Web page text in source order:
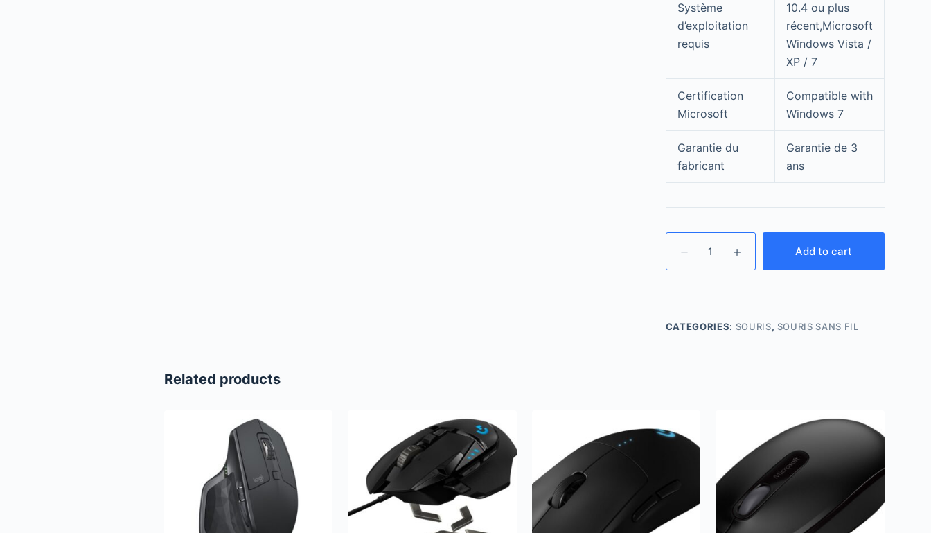
Système
d’exploitation
requis
10.4 ou plus
récent,Microsoft
Windows Vista /
XP / 7
Certification
Microsoft
Compatible with
Windows 7
Garantie du
fabricant
Garantie de 3
ans
Add to cart
CATEGORIES: SOURIS, SOURIS SANS FIL
Related products